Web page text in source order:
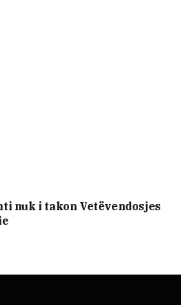
nuk i takon Vetëvendosjes